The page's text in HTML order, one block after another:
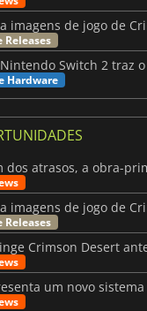
Releases
Hardware
Releases